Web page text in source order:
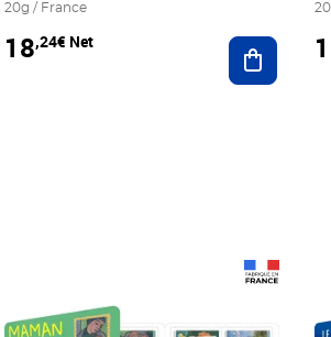
au panier
20g / France
18,24€ Net Ajouter